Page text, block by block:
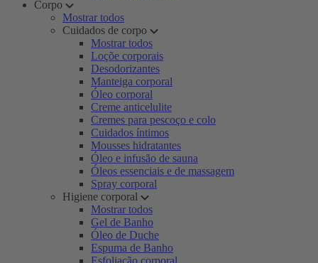
Corpo
Mostrar todos
Cuidados de corpo
Mostrar todos
Loçõe corporais
Desodorizantes
Manteiga corporal
Óleo corporal
Creme anticelulite
Cremes para pescoço e colo
Cuidados íntimos
Mousses hidratantes
Óleo e infusão de sauna
Óleos essenciais e de massagem
Spray corporal
Higiene corporal
Mostrar todos
Gel de Banho
Óleo de Duche
Espuma de Banho
Esfoliação corporal